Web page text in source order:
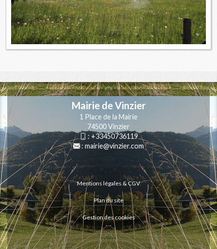
Mairie de Vinzier
1 Place de la Mairie
74500 Vinzier
: +33450736119
: mairie@vinzier.com
Mentions légales & CGV
Plan du site
Gestion des cookies